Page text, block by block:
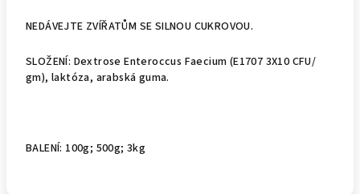
NEDÁVEJTE ZVÍŘATŮM SE SILNOU CUKROVOU.
SLOŽENÍ: Dextrose Enteroccus Faecium (E1707 3X10 CFU/
gm), laktóza, arabská guma.
BALENÍ: 100g; 500g; 3kg